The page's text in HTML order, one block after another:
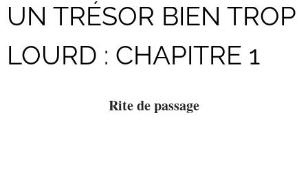
UN TRÉSOR BIEN TROP
LOURD : CHAPITRE 1
Rite de passage